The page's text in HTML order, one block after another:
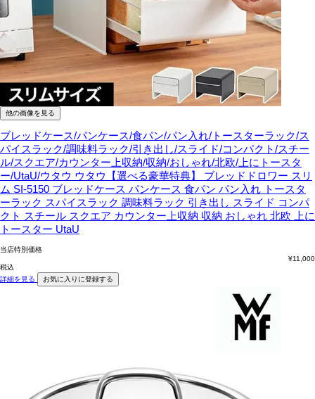
他の画像を見る
ブレッドケース/パンケース/食パン/パン入れ/トースターラック/ス
パイスラック/調味料ラック/引き出し/スライド/コンパクト/スチー
ル/スクエア/カウンター上収納/収納/おしゃれ/北欧/上にトースタ
ー/UtaU/ウタウ ウタウ【選べる豪華特典】 ブレッドドロワー スリ
ム SI-5150 ブレッドケース パンケース 食パン パン入れ トースタ
ーラック スパイスラック 調味料ラック 引き出し スライド コンパ
クト スチール スクエア カウンター上収納 収納 おしゃれ 北欧 上に
トースター UtaU
当店特別価格
¥11,000
税込
詳細を見る
お気に入りに登録する